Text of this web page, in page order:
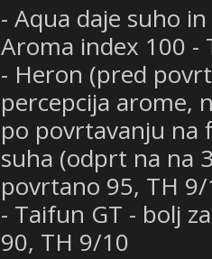
- Aqua daje suho
Aroma index 100 -
- Heron (pred
percepcija arome,
po povrtavanju na
suha (odprt na na
povrtano 95, TH
- Taifun GT - bolj
90, TH 9/10